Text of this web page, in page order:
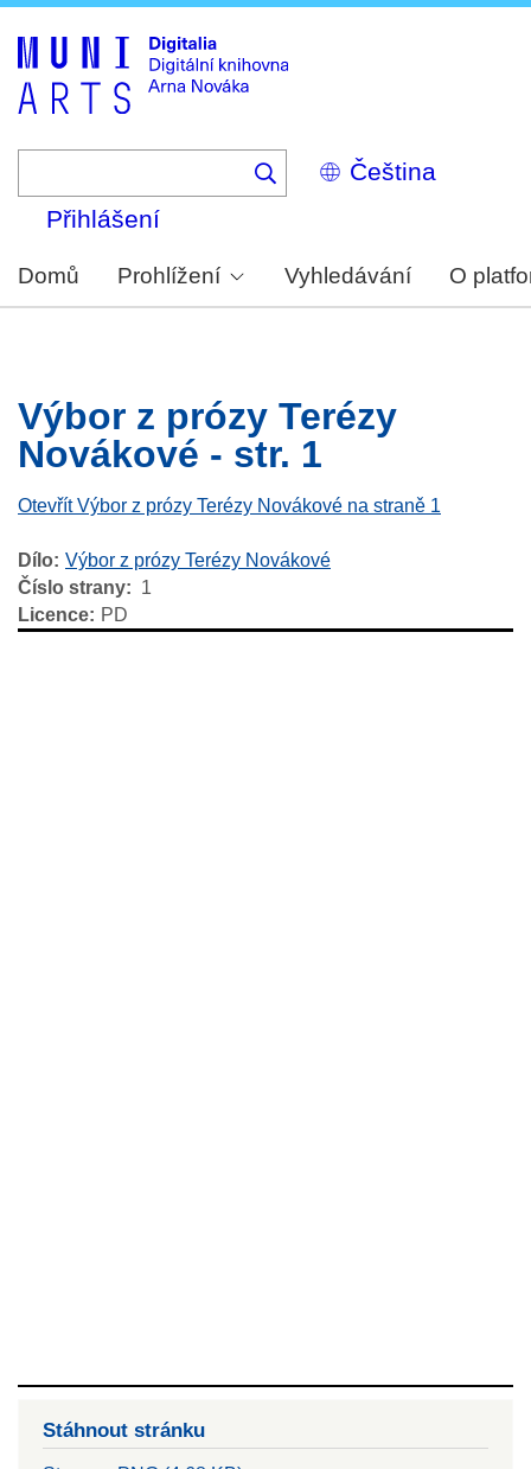
Select
your
Přihlášení
Domů Prohlížení Vyhledávání O
Výbor z prózy Terézy
Novákové - str. 1
Otevřít Výbor z prózy Terézy Novákové na straně 1
Dílo Výbor z prózy Terézy Novákové
Číslo strany
1
Licence
PD
Stáhnout stránku